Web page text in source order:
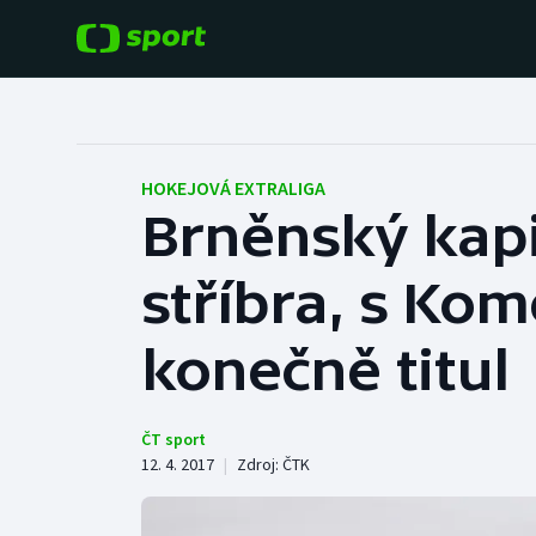
Hokej
Tenis
Atletika
Baseball a softbal
Basketbal
Biatlon
HOKEJOVÁ EXTRALIGA
Brněnský
stříbra, s
konečně titul
ČT sport
12. 4. 2017 | Zdroj: ČTK